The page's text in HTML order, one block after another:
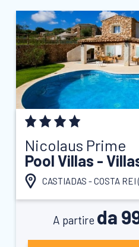
Nicolaus Prime
Pool Villas -
CASTIADAS - COSTA REI (
A partire da